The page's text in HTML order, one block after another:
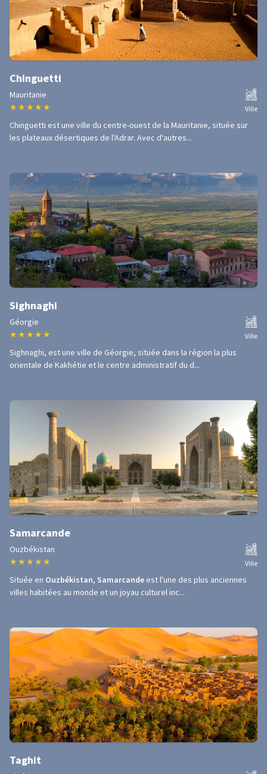
Chinguetti
Mauritanie
★ ★ ★ ★ ★ Ville
Chinguetti est une ville du centre-ouest de la Mauritanie, située sur
les plateaux désertiques de l'Adrar. Avec d'autres...
Sighnaghi
Géorgie
★ ★ ★ ★ ★ Ville
Sighnaghi, est une ville de Géorgie, située dans la région la plus
orientale de Kakhétie et le centre administratif du d...
Samarcande
Ouzbékistan
★ ★ ★ ★ ★ Ville
Située en Ouzbékistan, Samarcande est l'une des plus anciennes
villes habitées au monde et un joyau culturel inc...
Taghit